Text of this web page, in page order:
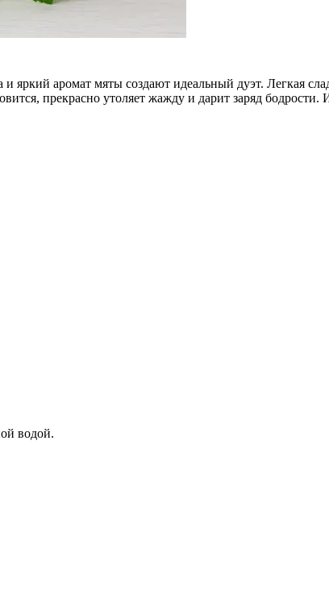
яркий аромат мяты создают идеальный дуэт. Легкая
прекрасно утоляет жажду и дарит заряд
водой.